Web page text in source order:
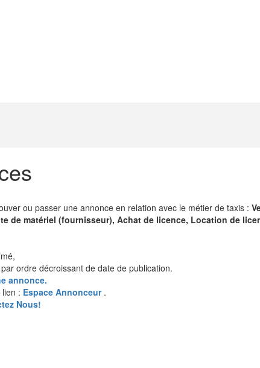
ou passer une annonce en relation avec le métier de taxis :
matériel (fournisseur), Achat de licence, Location de
ordre décroissant de date de publication.
annonce.
: Espace Annonceur .
Nous!